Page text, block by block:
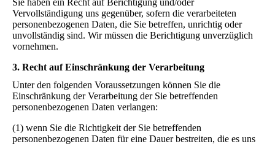
Vervollständigung uns gegenüber, sofern die verarbeiteten
personenbezogenen Daten, die Sie betreffen, unrichtig oder
unvollständig sind. Wir müssen die Berichtigung unverzüglich
vornehmen.
3. Recht auf Einschränkung der Verarbeitung
Unter den folgenden Voraussetzungen können Sie die
Einschränkung der Verarbeitung der Sie betreffenden
personenbezogenen Daten verlangen:
(1) wenn Sie die Richtigkeit der Sie betreffenden
personenbezogenen Daten für eine Dauer bestreiten, die es uns